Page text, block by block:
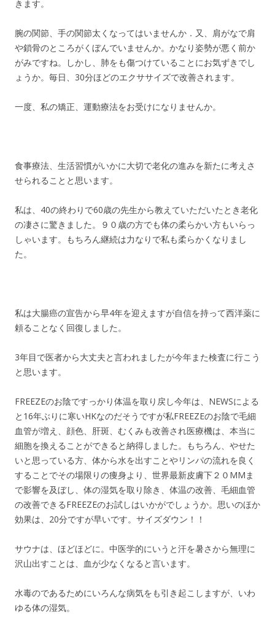
きます。
腕の関節、手の関節太くなってはいませんか．又、肩がなで肩
や鎖骨のところがくぼんでいませんか。かなり姿勢が悪く前か
がみですね。しかし、肺をも傷つけていることにお気ずきでし
ょうか。毎日、30分ほどのエクササイズで改善されます。
一度、私の矯正、運動療法をお受けになりませんか。
食事療法、生活習慣がいかに大切で老化の進みを新たに考えさ
せられることと思います。
私は、40の終わりで60歳の先生から教えていただいたとき老化
の凄さに驚きました。９０歳の方でも体の柔らかい方もいらっ
しゃいます。もちろん継続は力なりで私も柔らかくなりまし
た。
私は大腸癌の宣告から早4年を迎えますが自信を持って西洋薬に
頼ることなく回復しました。
3年目で医者から大丈夫と言われましたが今年また検査に行こう
と思います。
FREEZEのお陰ですっかり体温を取り戻し今年は、NEWSによる
と16年ぶりに寒いHKなのだそうですが私FREEZEのお陰で毛細
血管が増え、顔色、肝斑、むくみも改善され医療機は、本当に
細胞を換えることができると納得しました。もちろん、やせた
いと思っている方、体から水を出すことやリンパの流れを良く
することでその場限りの痩身より、世界最新皮膚下２０MMま
で影響を及ぼし、体の湿気を取り除き、体温の改善、毛細血管
の改善できるFREEZEのお試しはいかがでしょうか。思いのほか
効果は、20分ですが早いです。サイズダウン！！
サウナは、ほどほどに。中医学的にいうと汗を暑さから無理に
沢山出すことは、血が少なくなると言います。
水毒のであるためにいろんな病気をも引き起こしますが、いわ
ゆる体の湿気。